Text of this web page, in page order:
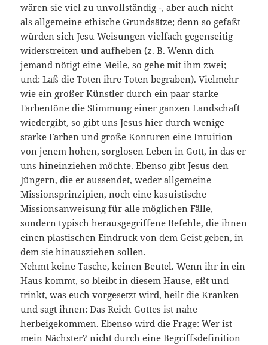
wären sie viel zu unvollständig -, aber auch nicht
als allgemeine ethische Grundsätze; denn so gefaßt
würden sich Jesu Weisungen vielfach gegenseitig
widerstreiten und aufheben (z. B. Wenn dich
jemand nötigt eine Meile, so gehe mit ihm zwei;
und: Laß die Toten ihre Toten begraben). Vielmehr
wie ein großer Künstler durch ein paar starke
Farbentöne die Stimmung einer ganzen Landschaft
wiedergibt, so gibt uns Jesus hier durch wenige
starke Farben und große Konturen eine Intuition
von jenem hohen, sorglosen Leben in Gott, in das er
uns hineinziehen möchte. Ebenso gibt Jesus den
Jüngern, die er aussendet, weder allgemeine
Missionsprinzipien, noch eine kasuistische
Missionsanweisung für alle möglichen Fälle,
sondern typisch herausgegriffene Befehle, die ihnen
einen plastischen Eindruck von dem Geist geben, in
dem sie hinausziehen sollen.
Nehmt keine Tasche, keinen Beutel. Wenn ihr in ein
Haus kommt, so bleibt in diesem Hause, eßt und
trinkt, was euch vorgesetzt wird, heilt die Kranken
und sagt ihnen: Das Reich Gottes ist nahe
herbeigekommen. Ebenso wird die Frage: Wer ist
mein Nächster? nicht durch eine Begriffsdefinition